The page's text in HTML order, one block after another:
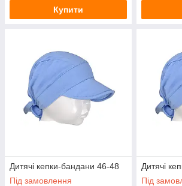
Купити
Дитячі кепки-бандани 46-48
Під замовлення
Дитячі
Під